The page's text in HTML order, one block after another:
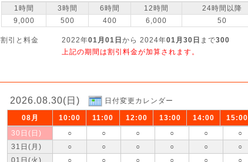
1時間 3時間 6時間 12時間
24時間以降
9,000
500 400 6,000 50
割引と料金 2022年01月01日 から 2024年01月30日 まで300
上記の期間は割引料金が加算されます。
2026.08.30(日) 日付変更カレンダー
08月 10:00 11:00 12:00 13:00 14:00 15:00
30日(日)
○ ○ ○ ○ ○ ○
31日(月)
○ ○ ○ ○ ○ ○
01日(火)
○ ○ ○ ○ ○ ○